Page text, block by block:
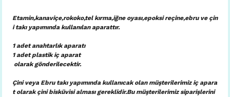
Etamin,kanaviçe,rokoko,tel kırma,iğne oyası,epoksi reçine,ebru ve çin
i takı yapımında kullanılan aparattır.
1 adet anahtarlık aparatı
1 adet plastik iç aparat
olarak gönderilecektir.
Çini veya Ebru takı yapımında kullanıcak olan müşterilerimiz iç apara
t olarak çini bisküvisi alması gereklidir.Bu müşterilerimiz siparişlerini